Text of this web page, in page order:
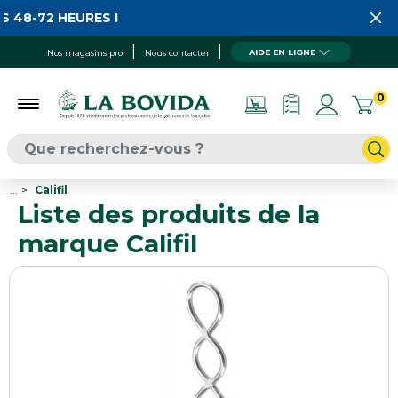
Nos magasins pro Nous contacter AIDE EN LIGNE
0
72 HEURES !
Califil
Liste des produits de la
marque Califil